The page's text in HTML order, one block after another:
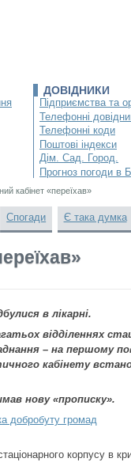
ДОВІДНИКИ
Підприємства та
Телефонні
Телефонні коди
Поштові індекси
Дім. Сад. Город.
Прогноз погоди в
кабінет «переїхав»
Спогади Є така думка
в лікарні.
відділеннях
– на першому
кабінету
нову «прописку».
добробуту громад
корпусу в